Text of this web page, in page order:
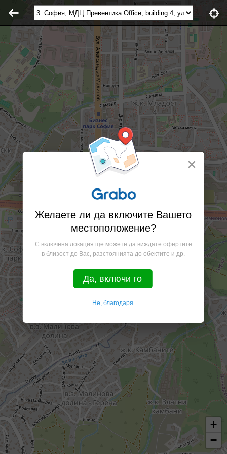
+
−
×
Желаете ли да включите Вашето
местоположение?
С включена локация ще можете да виждате офертите
в близост до Вас, разстоянията до обектите и др.
Да, включи го
Не, благодаря